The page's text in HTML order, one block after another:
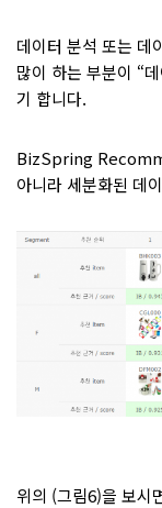
데이터 분석 또는 데
많이 하는 부분이 “
기 합니다.
BizSpring
아니라 세분화된 데
위의 (그림6)을 보시